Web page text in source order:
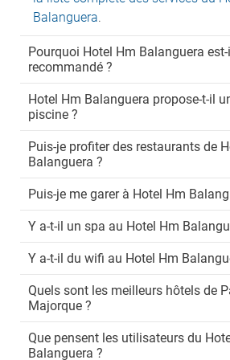
Balanguera.
Pourquoi Hotel Hm Balanguera
recommandé ?
Hotel Hm Balanguera propose-t-il
piscine ?
Puis-je profiter des restaurants de
Balanguera ?
Puis-je me garer à Hotel Hm
Y a-t-il un spa au Hotel Hm
Y a-t-il du wifi au Hotel Hm
Quels sont les meilleurs hôtels de
Majorque ?
Que pensent les utilisateurs du
Balanguera ?